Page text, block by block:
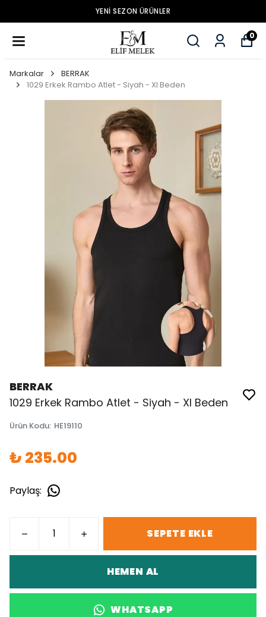
YENİ SEZON ÜRÜNLER
0
Markalar
BERRAK
1029 Erkek Rambo Atlet - Siyah - Xl Beden
BERRAK
1029 Erkek Rambo Atlet - Siyah - Xl Beden
Ürün Kodu: HE19110
₺ 235.00
Paylaş:
SEPETE EKLE
HEMEN AL
WHATSAPP